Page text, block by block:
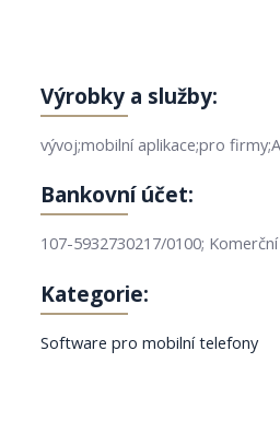
Výrobky a služby:
vývoj;mobilní aplikace;pro
Bankovní účet:
107-5932730217/0100;
Kategorie:
Software pro mobilní telefony